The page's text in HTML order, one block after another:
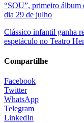
“SOU”, primeiro álbum
dia 29 de julho
Clássico infantil ganha
espetáculo no Teatro
Compartilhe
Facebook
Twitter
WhatsApp
Telegram
LinkedIn